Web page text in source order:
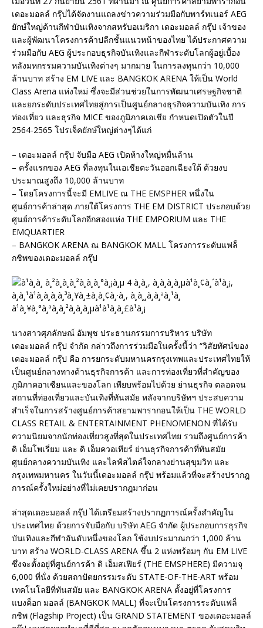
เดอะมอลล์ กรุ๊ปได้จัดงานแถลงข่าวความร่วมมือกับพาร์ทเนอร์ AEG
ยักษ์ใหญ่ด้านกีฬาบันเทิงจากสหรับอเมริกา เดอะมอลล์ กรุ๊ป เจ้าของ
และผู้พัฒนาโครงการค้าปลีกชั้นแนวหน้าของไทย ได้ประกาศความ
ร่วมมือกับ AEG ผู้ประกอบธุรกิจบันเทิงและกีฬาระดับโลกผู้อยู่เบื้อง
หลังมหกรรมความบันเทิงต่างๆ มากมาย ในการลงทุนกว่า 10,000
ล้านบาท สร้าง EM LIVE และ BANGKOK ARENA ให้เป็น World
Class Arena แห่งใหม่ ซึ่งจะมีส่วนช่วยในการพัฒนาเศรษฐกิจชาติ
และยกระดับประเทศไทยสู่การเป็นศูนย์กลางธุรกิจความบันเทิง การ
ท่องเที่ยว และธุรกิจ MICE ของภูมิภาคเอเชีย กำหนดเปิดตัวในปี
2564-2565 โปรเจ็คยักษ์ใหญ่ต่างๆได้แก่
– เดอะมอลล์ กรุ๊ป จับมือ AEG เปิดห้างใหญ่หมื่นล้าน
– ครั้งแรกของ AEG ที่ลงทุนในเอเชียตะวันออกเฉียงใต้ ด้วยงบ
ประมาณสูงถึง 10,000 ล้านบาท
– โดยโครงการนี้จะมี EMLIVE ณ THE EMSPHER หนึ่งใน
ศูนย์การค้าล่าสุด ภายใต้โครงการ THE EM DISTRICT ประกอบด้วย
ศูนย์การค้าระดับโลกอีกสองแห่ง THE EMPORIUM และ THE
EMQUARTIER
– BANGKOK ARENA ณ BANGKOK MALL โครงการระดับแฟล็
กชิพของเดอะมอลล์ กรุ๊ป
นางสาวศุภลักษณ์ อัมพุช ประธานกรรมการบริหาร บริษัท
เดอะมอลล์ กรุ๊ป จำกัด กล่าวถึงการร่วมมือในครั้งนี้ว่า “วิสัยทัศน์ของ
เดอะมอลล์ กรุ๊ป คือ การยกระดับมหานครกรุงเทพและประเทศไทยให้
เป็นศูนย์กลางทางด้านธุรกิจการค้า และการท่องเที่ยวที่สำคัญของ
ภูมิภาคอาเซียนและของโลก เพียบพร้อมไปด้วย ย่านธุรกิจ ตลอดจน
สถานที่ท่องเที่ยวและบันเทิงที่ทันสมัย หลังจากบริษัทฯ ประสบความ
สำเร็จในการสร้างศูนย์การค้าสยามพารากอนให้เป็น THE WORLD
CLASS RETAIL & ENTERTAINMENT PHENOMENON ที่ได้รับ
ความนิยมจากนักท่องเที่ยวสูงที่สุดในประเทศไทย รวมถึงศูนย์การค้า
ดิ เอ็มโพเรี่ยม และ ดิ เอ็มควอเทียร์ ย่านธุรกิจการค้าที่ทันสมัย
ศูนย์กลางความบันเทิง และไลฟ์สไตล์ใจกลางย่านสุขุมวิท และ
กรุงเทพมหานคร ในวันนี้เดอะมอลล์ กรุ๊ป พร้อมแล้วที่จะสร้างปรากฎ
การณ์ครั้งใหม่อย่างที่ไม่เคยปรากฎมาก่อน
ล่าสุดเดอะมอลล์ กรุ๊ป ได้เตรียมสร้างปรากฏการณ์ครั้งสำคัญใน
ประเทศไทย ด้วยการจับมือกับ บริษัท AEG จำกัด ผู้ประกอบการธุรกิจ
บันเทิงและกีฬาอันดับหนึ่งของโลก ใช้งบประมาณกว่า 1,000 ล้าน
บาท สร้าง WORLD-CLASS ARENA ขึ้น 2 แห่งพร้อมๆ กัน EM LIVE
ซึ่งจะตั้งอยู่ที่ศูนย์การค้า ดิ เอ็มสเฟียร์ (THE EMSPHERE) มีความจุ
6,000 ที่นั่ง ด้วยสถาปัตยกรรมระดับ STATE-OF-THE-ART พร้อม
เทคโนโลยีที่ทันสมัย และ BANGKOK ARENA ตั้งอยู่ที่โครงการ
แบงค็อก มอลล์ (BANGKOK MALL) ที่จะเป็นโครงการระดับแฟล็
กชิพ (Flagship Project) เป็น GRAND STATEMENT ของเดอะมอลล์